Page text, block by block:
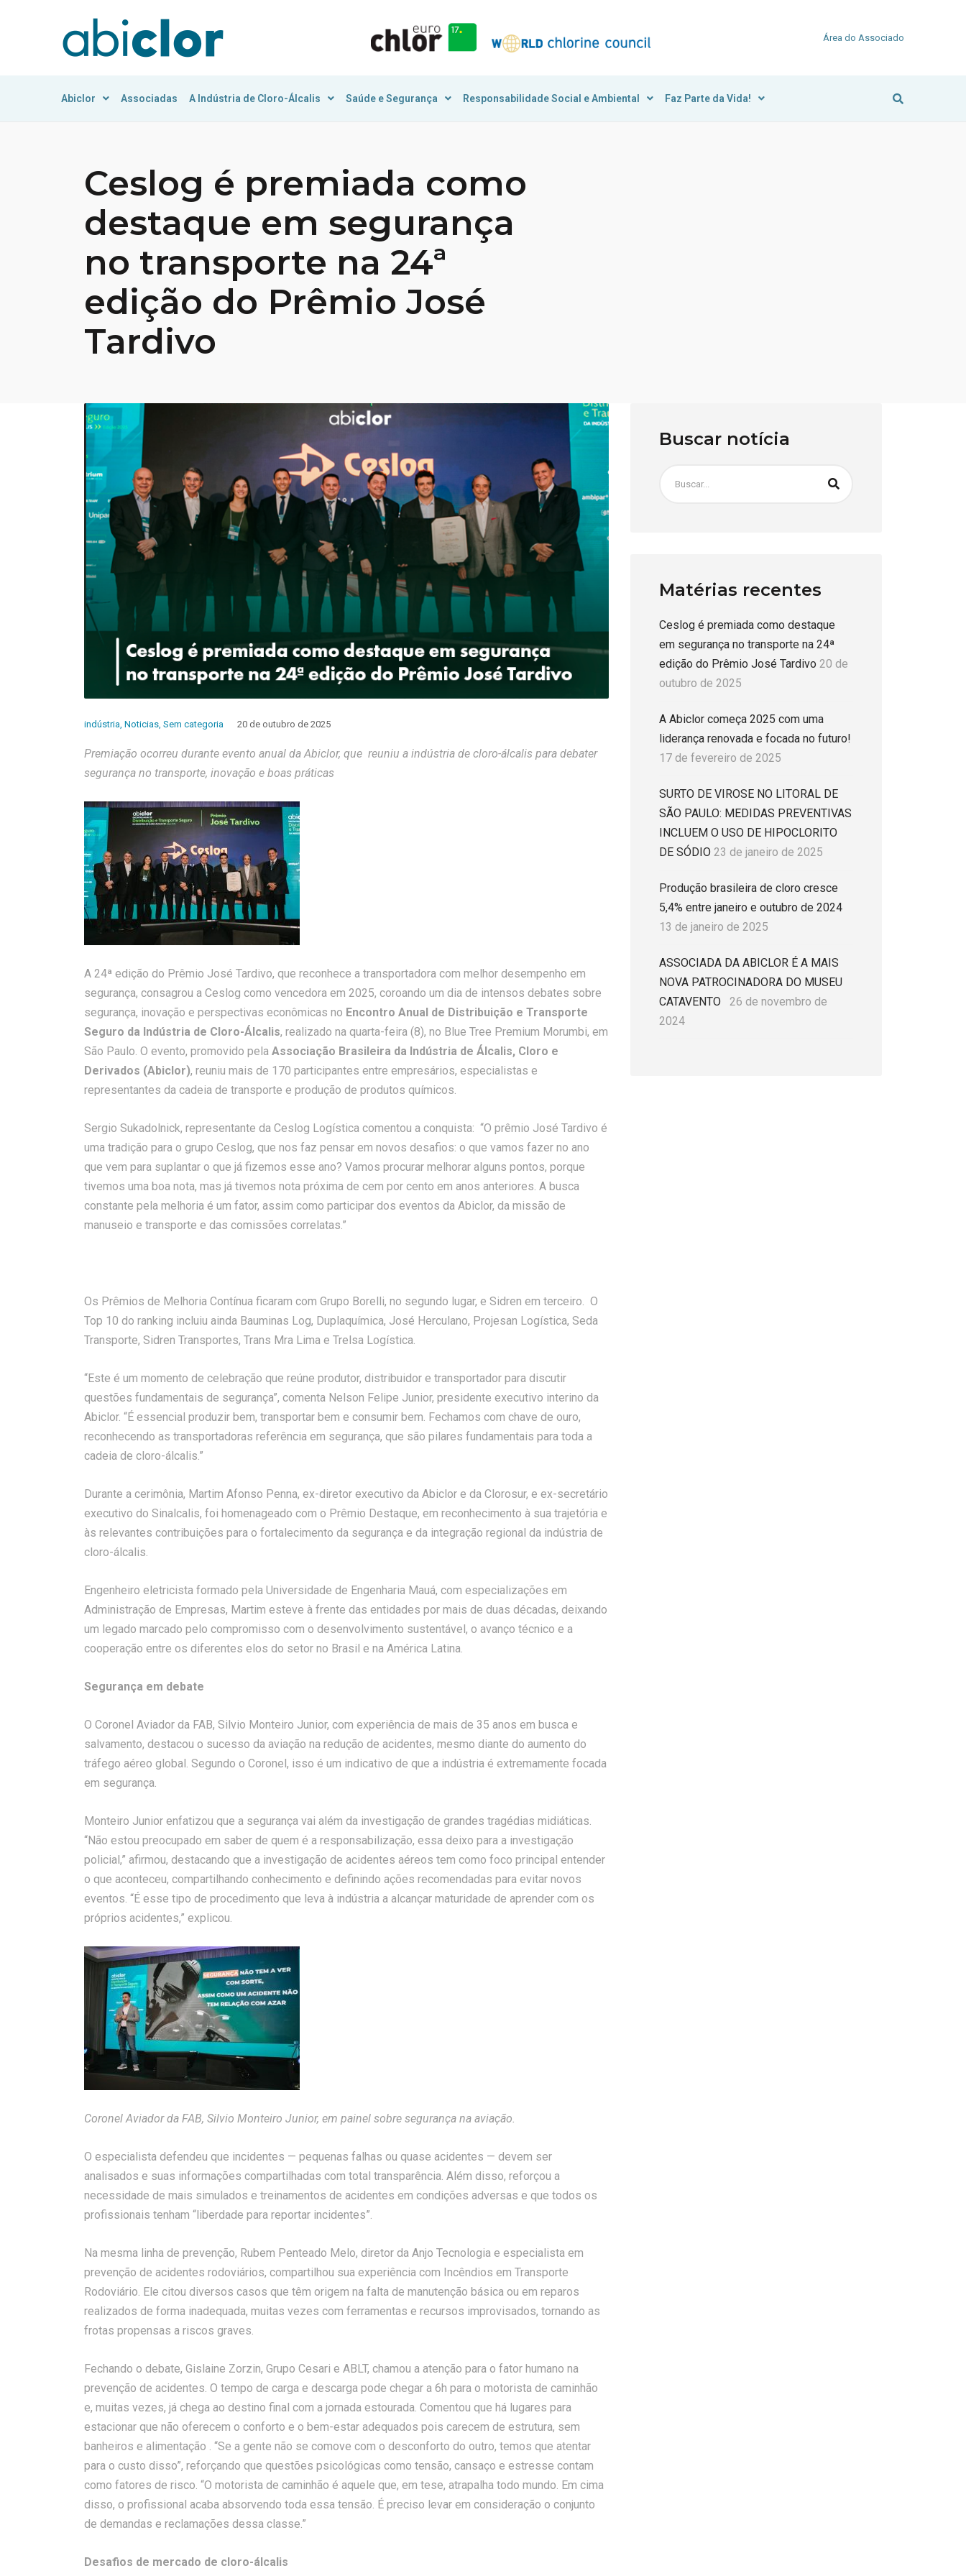
Área do Associado
Abiclor Associadas A Indústria de Cloro-Álcalis Saúde e Segurança Responsabilidade Social e Ambiental Faz Parte da Vida!
Ceslog é premiada como
destaque em segurança
no transporte na 24ª
edição do Prêmio José
Tardivo
indústria Noticias Sem categoria 20 de outubro de 2025
Premiação ocorreu durante evento anual da Abiclor, que reuniu a indústria de cloro-álcalis para debater
segurança no transporte, inovação e boas práticas
A 24ª edição do Prêmio José Tardivo, que reconhece a transportadora com melhor desempenho em
segurança, consagrou a Ceslog como vencedora em 2025, coroando um dia de intensos debates sobre
segurança, inovação e perspectivas econômicas no Encontro Anual de Distribuição e Transporte
Seguro da Indústria de Cloro-Álcalis, realizado na quarta-feira (8), no Blue Tree Premium Morumbi, em
São Paulo. O evento, promovido pela Associação Brasileira da Indústria de Álcalis, Cloro e
Derivados (Abiclor), reuniu mais de 170 participantes entre empresários, especialistas e
representantes da cadeia de transporte e produção de produtos químicos.
Sergio Sukadolnick, representante da Ceslog Logística comentou a conquista: “O prêmio José Tardivo é
uma tradição para o grupo Ceslog, que nos faz pensar em novos desafios: o que vamos fazer no ano
que vem para suplantar o que já fizemos esse ano? Vamos procurar melhorar alguns pontos, porque
tivemos uma boa nota, mas já tivemos nota próxima de cem por cento em anos anteriores. A busca
constante pela melhoria é um fator, assim como participar dos eventos da Abiclor, da missão de
manuseio e transporte e das comissões correlatas.”
Os Prêmios de Melhoria Contínua ficaram com Grupo Borelli, no segundo lugar, e Sidren em terceiro. O
Top 10 do ranking incluiu ainda Bauminas Log, Duplaquímica, José Herculano, Projesan Logística, Seda
Transporte, Sidren Transportes, Trans Mra Lima e Trelsa Logística.
“Este é um momento de celebração que reúne produtor, distribuidor e transportador para discutir
questões fundamentais de segurança”, comenta Nelson Felipe Junior, presidente executivo interino da
Abiclor. “É essencial produzir bem, transportar bem e consumir bem. Fechamos com chave de ouro,
reconhecendo as transportadoras referência em segurança, que são pilares fundamentais para toda a
cadeia de cloro-álcalis.”
Durante a cerimônia, Martim Afonso Penna, ex-diretor executivo da Abiclor e da Clorosur, e ex-secretário
executivo do Sinalcalis, foi homenageado com o Prêmio Destaque, em reconhecimento à sua trajetória e
às relevantes contribuições para o fortalecimento da segurança e da integração regional da indústria de
cloro-álcalis.
Engenheiro eletricista formado pela Universidade de Engenharia Mauá, com especializações em
Administração de Empresas, Martim esteve à frente das entidades por mais de duas décadas, deixando
um legado marcado pelo compromisso com o desenvolvimento sustentável, o avanço técnico e a
cooperação entre os diferentes elos do setor no Brasil e na América Latina.
Segurança em debate
O Coronel Aviador da FAB, Silvio Monteiro Junior, com experiência de mais de 35 anos em busca e
salvamento, destacou o sucesso da aviação na redução de acidentes, mesmo diante do aumento do
tráfego aéreo global. Segundo o Coronel, isso é um indicativo de que a indústria é extremamente focada
em segurança.
Monteiro Junior enfatizou que a segurança vai além da investigação de grandes tragédias midiáticas.
“Não estou preocupado em saber de quem é a responsabilização, essa deixo para a investigação
policial,” afirmou, destacando que a investigação de acidentes aéreos tem como foco principal entender
o que aconteceu, compartilhando conhecimento e definindo ações recomendadas para evitar novos
eventos. “É esse tipo de procedimento que leva à indústria a alcançar maturidade de aprender com os
próprios acidentes,” explicou.
Coronel Aviador da FAB, Silvio Monteiro Junior, em painel sobre segurança na aviação.
O especialista defendeu que incidentes — pequenas falhas ou quase acidentes — devem ser
analisados e suas informações compartilhadas com total transparência. Além disso, reforçou a
necessidade de mais simulados e treinamentos de acidentes em condições adversas e que todos os
profissionais tenham “liberdade para reportar incidentes”.
Na mesma linha de prevenção, Rubem Penteado Melo, diretor da Anjo Tecnologia e especialista em
prevenção de acidentes rodoviários, compartilhou sua experiência com Incêndios em Transporte
Rodoviário. Ele citou diversos casos que têm origem na falta de manutenção básica ou em reparos
realizados de forma inadequada, muitas vezes com ferramentas e recursos improvisados, tornando as
frotas propensas a riscos graves.
Fechando o debate, Gislaine Zorzin, Grupo Cesari e ABLT, chamou a atenção para o fator humano na
prevenção de acidentes. O tempo de carga e descarga pode chegar a 6h para o motorista de caminhão
e, muitas vezes, já chega ao destino final com a jornada estourada. Comentou que há lugares para
estacionar que não oferecem o conforto e o bem-estar adequados pois carecem de estrutura, sem
banheiros e alimentação . “Se a gente não se comove com o desconforto do outro, temos que atentar
para o custo disso”, reforçando que questões psicológicas como tensão, cansaço e estresse contam
como fatores de risco. “O motorista de caminhão é aquele que, em tese, atrapalha todo mundo. Em cima
disso, o profissional acaba absorvendo toda essa tensão. É preciso levar em consideração o conjunto
de demandas e reclamações dessa classe.”
Desafios de mercado de cloro-álcalis
Buscar notícia
Matérias recentes
Ceslog é premiada como destaque
em segurança no transporte na 24ª
edição do Prêmio José Tardivo 20 de
outubro de 2025
A Abiclor começa 2025 com uma
liderança renovada e focada no futuro!
17 de fevereiro de 2025
SURTO DE VIROSE NO LITORAL DE
SÃO PAULO: MEDIDAS PREVENTIVAS
INCLUEM O USO DE HIPOCLORITO
DE SÓDIO 23 de janeiro de 2025
Produção brasileira de cloro cresce
5,4% entre janeiro e outubro de 2024
13 de janeiro de 2025
ASSOCIADA DA ABICLOR É A MAIS
NOVA PATROCINADORA DO MUSEU
CATAVENTO
26 de novembro de
2024